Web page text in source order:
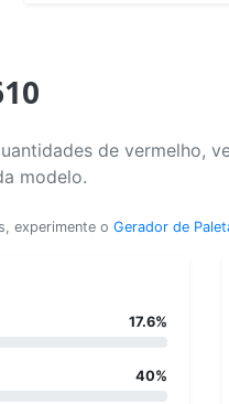
de vermelho,
modelo.
experimente o Gerador de
17.6%
40%